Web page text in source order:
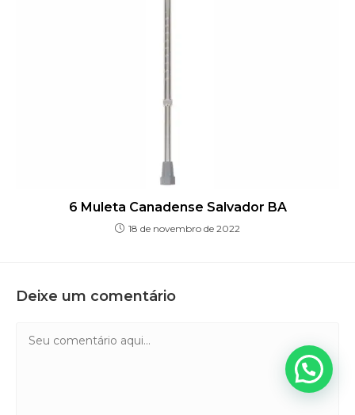
6 Muleta Canadense Salvador BA
18 de novembro de 2022
Deixe um comentário